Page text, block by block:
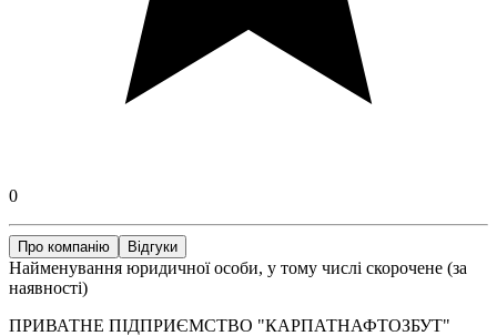
0
Про компанію Відгуки
Найменування юридичної особи, у тому числі скорочене (за
наявності)
ПРИВАТНЕ ПІДПРИЄМСТВО "КАРПАТНАФТОЗБУТ"